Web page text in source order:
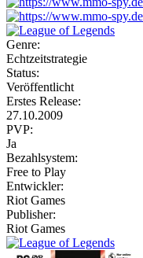
Genre:
Echtzeitstrategie
Status:
Veröffentlicht
Erstes Release:
27.10.2009
PVP:
Ja
Bezahlsystem:
Free to Play
Entwickler:
Riot Games
Publisher:
Riot Games